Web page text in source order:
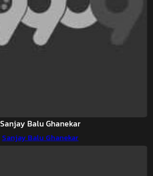
Sanjay Balu Ghanekar
Sanjay Balu Ghanekar